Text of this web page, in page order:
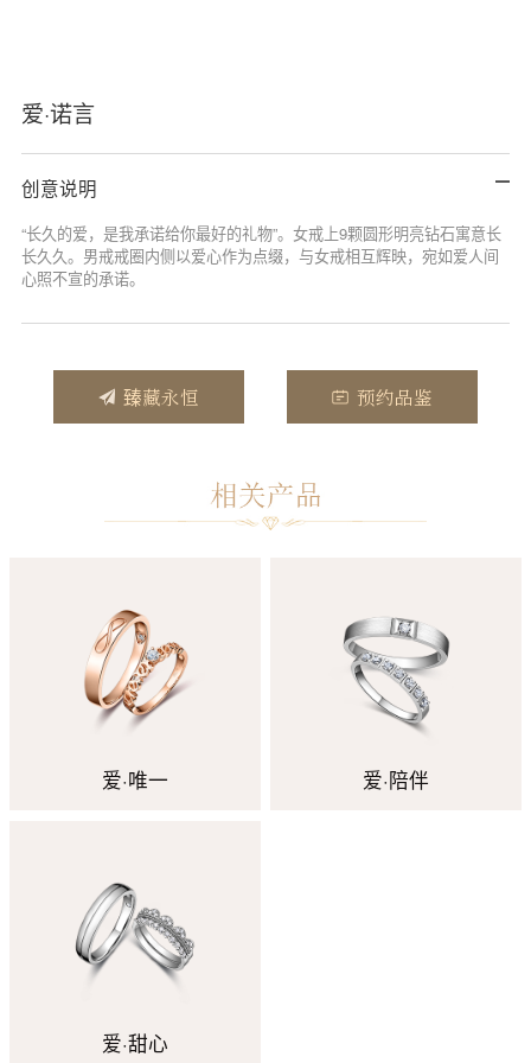
爱·诺言
创意说明
“长久的爱，是我承诺给你最好的礼物”。女戒上9颗圆形明亮钻石寓意长
长久久。男戒戒圈内侧以爱心作为点缀，与女戒相互辉映，宛如爱人间
心照不宣的承诺。
臻藏永恒 预约品鉴
爱·唯一 爱·陪伴
爱·甜心